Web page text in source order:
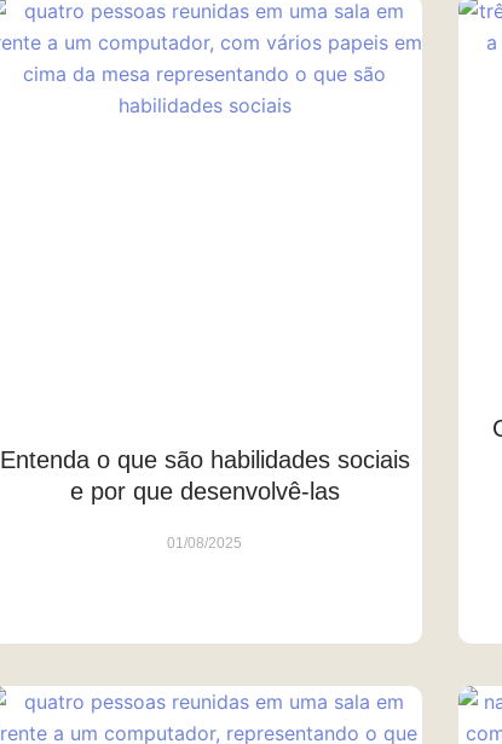
Entenda o que são habilidades sociais
e por que desenvolvê-las
01/08/2025